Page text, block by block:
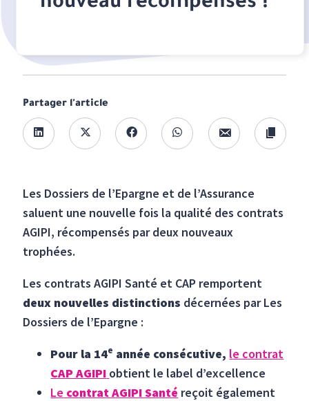
Partager l'article
Les Dossiers de l’Epargne et de l’Assurance
saluent une nouvelle fois la qualité des contrats
AGIPI, récompensés par deux nouveaux
trophées.
Les contrats AGIPI Santé et CAP remportent
deux nouvelles distinctions décernées par Les
Dossiers de l’Epargne :
Pour la 14e année consécutive, le contrat
CAP AGIPI obtient le label d’excellence
Le contrat AGIPI Santé reçoit également